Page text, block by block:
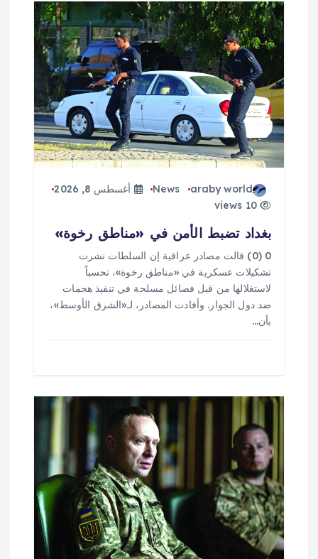
م
ق
ت
araby world
News
أغسطس 8, 2026
10 views
بغداد تضبط الأمن في «مناطق رخوة»
0 (0) قالت مصادر عراقية إن السلطات نشرت
تشكيلات عسكرية في «مناطق رخوة»، تحسباً
لاستغلالها من قبل فصائل مسلحة في تنفيذ هجمات
ضد دول الجوار. وأفادت المصادر، لـ«الشرق الأوسط»،
بأن…